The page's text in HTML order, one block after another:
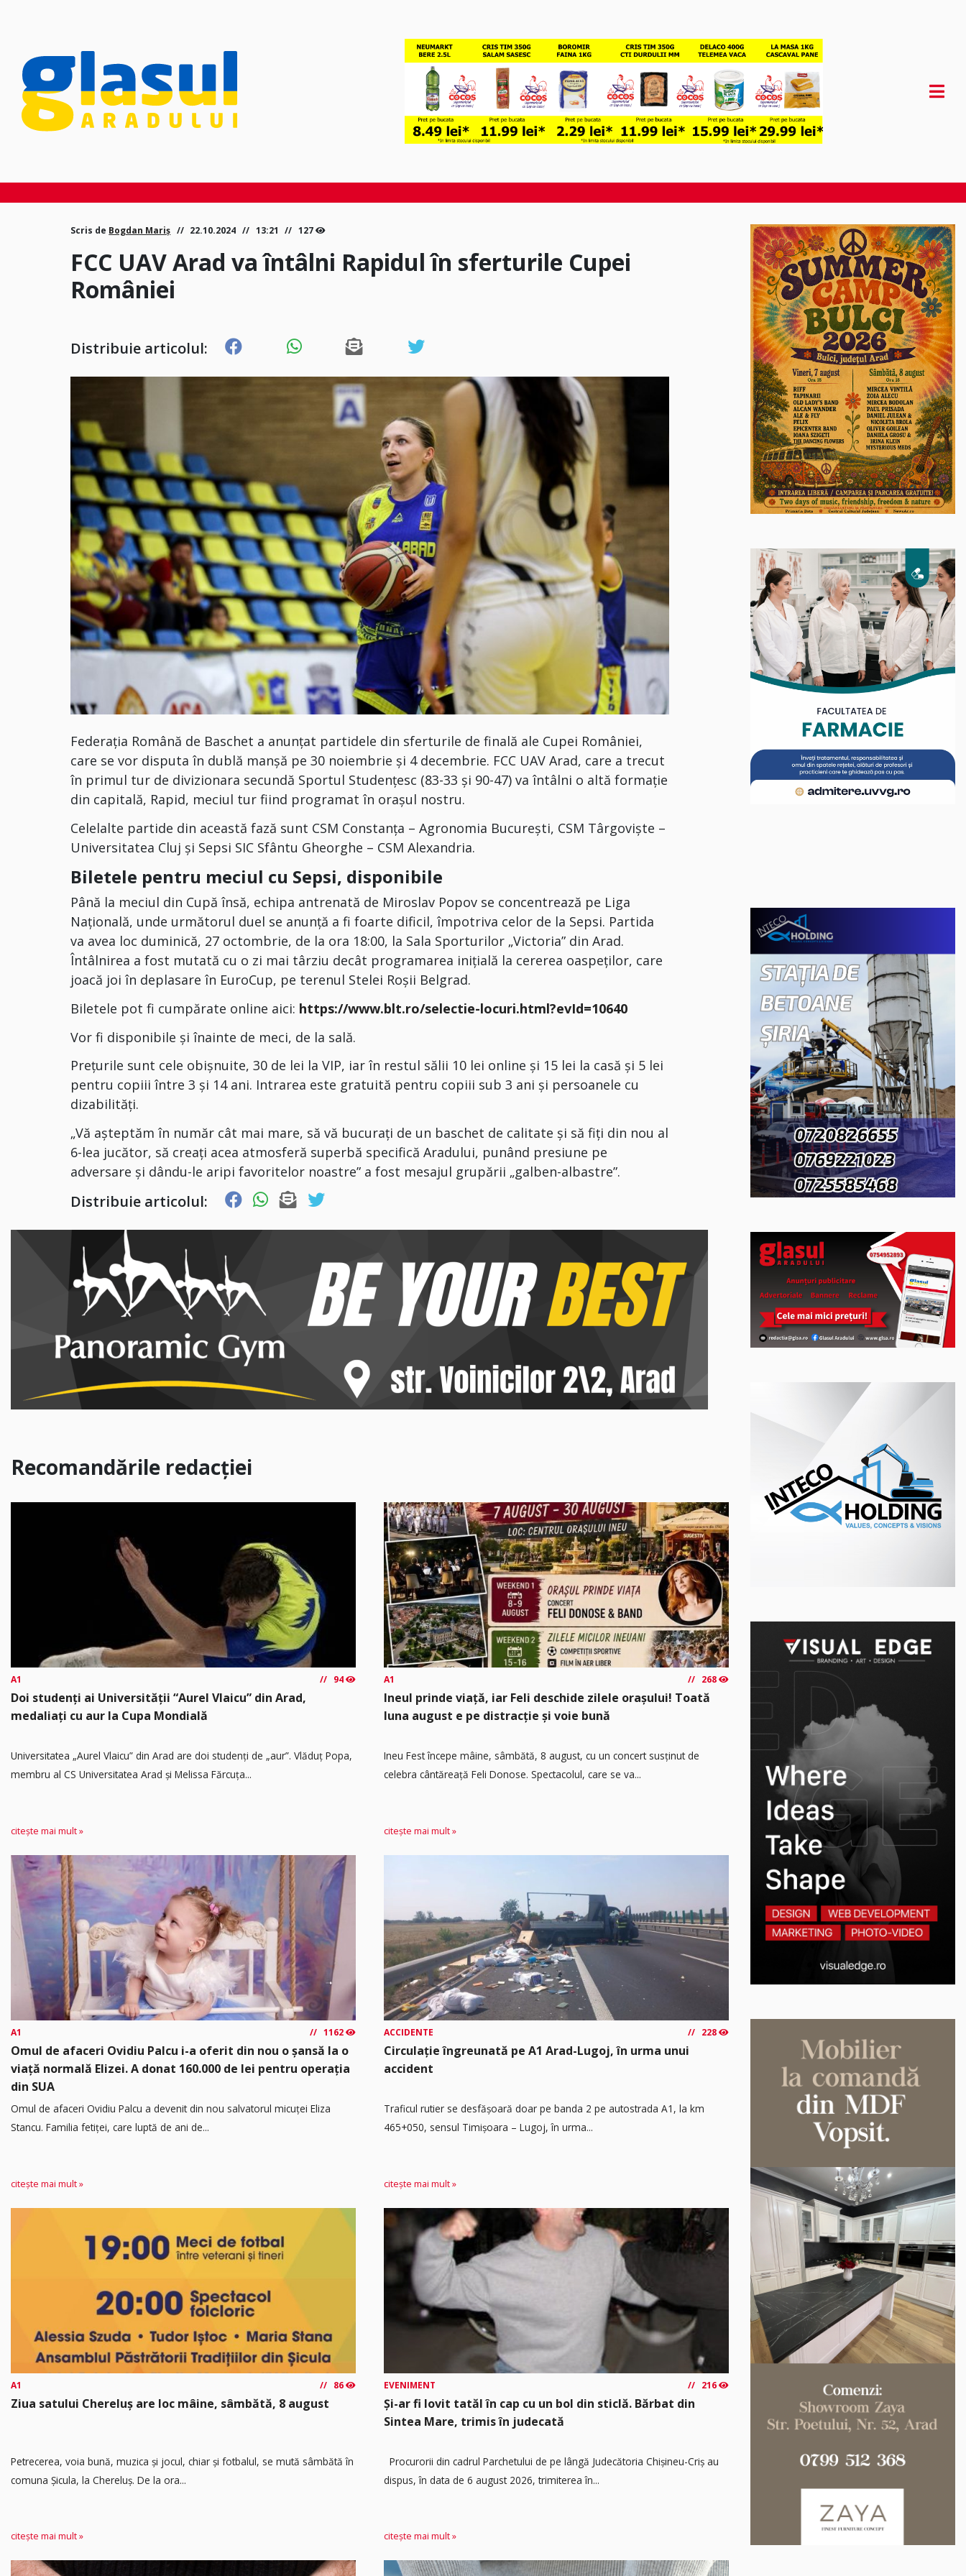
Scris de Bogdan Mariș 22.10.2024 13:21 127
FCC UAV Arad va întâlni Rapidul în sferturile Cupei
României
Distribuie articolul:
Federația Română de Baschet a anunțat partidele din sferturile de finală ale Cupei României,
care se vor disputa în dublă manșă pe 30 noiembrie și 4 decembrie. FCC UAV Arad, care a trecut
în primul tur de divizionara secundă Sportul Studențesc (83-33 și 90-47) va întâlni o altă formație
din capitală, Rapid, meciul tur fiind programat în orașul nostru.
Celelalte partide din această fază sunt CSM Constanța – Agronomia București, CSM Târgoviște –
Universitatea Cluj și Sepsi SIC Sfântu Gheorghe – CSM Alexandria.
Biletele pentru meciul cu Sepsi, disponibile
Până la meciul din Cupă însă, echipa antrenată de Miroslav Popov se concentrează pe Liga
Națională, unde următorul duel se anunță a fi foarte dificil, împotriva celor de la Sepsi. Partida
va avea loc duminică, 27 octombrie, de la ora 18:00, la Sala Sporturilor „Victoria” din Arad.
Întâlnirea a fost mutată cu o zi mai târziu decât programarea inițială la cererea oaspeților, care
joacă joi în deplasare în EuroCup, pe terenul Stelei Roșii Belgrad.
Biletele pot fi cumpărate online aici: https://www.blt.ro/selectie-locuri.html?evId=10640
Vor fi disponibile și înainte de meci, de la sală.
Prețurile sunt cele obișnuite, 30 de lei la VIP, iar în restul sălii 10 lei online și 15 lei la casă și 5 lei
pentru copiii între 3 și 14 ani. Intrarea este gratuită pentru copiii sub 3 ani și persoanele cu
dizabilități.
„Vă așteptăm în număr cât mai mare, să vă bucurați de un baschet de calitate și să fiți din nou al
6-lea jucător, să creați acea atmosferă superbă specifică Aradului, punând presiune pe
adversare și dându-le aripi favoritelor noastre” a fost mesajul grupării „galben-albastre”.
Distribuie articolul:
Recomandările redacției
A1 94
Doi studenți ai Universității “Aurel Vlaicu” din Arad,
medaliați cu aur la Cupa Mondială
Universitatea „Aurel Vlaicu” din Arad are doi studenți de „aur”. Vlăduț Popa,
membru al CS Universitatea Arad și Melissa Fărcuța...
citește mai mult »
A1 268
Ineul prinde viață, iar Feli deschide zilele orașului! Toată
luna august e pe distracție și voie bună
Ineu Fest începe mâine, sâmbătă, 8 august, cu un concert susținut de
celebra cântăreață Feli Donose. Spectacolul, care se va...
citește mai mult »
A1 1162
Omul de afaceri Ovidiu Palcu i-a oferit din nou o șansă la o
viață normală Elizei. A donat 160.000 de lei pentru operația
din SUA
Omul de afaceri Ovidiu Palcu a devenit din nou salvatorul micuței Eliza
Stancu. Familia fetiței, care luptă de ani de...
citește mai mult »
ACCIDENTE 228
Circulație îngreunată pe A1 Arad-Lugoj, în urma unui
accident
Traficul rutier se desfășoară doar pe banda 2 pe autostrada A1, la km
465+050, sensul Timişoara – Lugoj, în urma...
citește mai mult »
A1 86
Ziua satului Chereluș are loc mâine, sâmbătă, 8 august
Petrecerea, voia bună, muzica și jocul, chiar și fotbalul, se mută sâmbătă în
comuna Șicula, la Chereluș. De la ora...
citește mai mult »
EVENIMENT 216
Și-ar fi lovit tatăl în cap cu un bol din sticlă. Bărbat din
Sintea Mare, trimis în judecată
Procurorii din cadrul Parchetului de pe lângă Judecătoria Chișineu-Criș au
dispus, în data de 6 august 2026, trimiterea în...
citește mai mult »